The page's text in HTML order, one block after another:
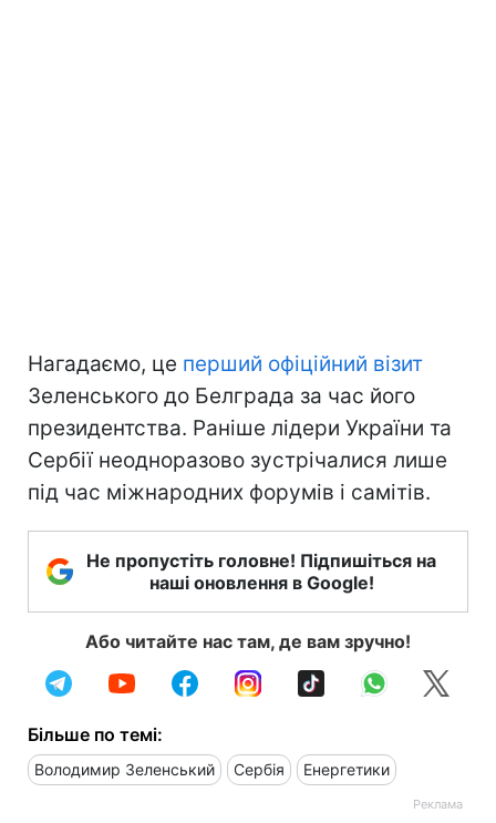
Нагадаємо, це перший офіційний візит
Зеленського до Белграда за час його
президентства. Раніше лідери України та
Сербії неодноразово зустрічалися лише
під час міжнародних форумів і самітів.
Не пропустіть головне! Підпишіться на
наші оновлення в Google!
Або читайте нас там, де вам зручно!
Більше по темі:
Володимир Зеленський Сербія Енергетики